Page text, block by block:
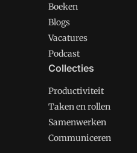
Boeken
Blogs
Vacatures
Podcast
Collecties
Productiviteit
Taken en rollen
Samenwerken
Communiceren